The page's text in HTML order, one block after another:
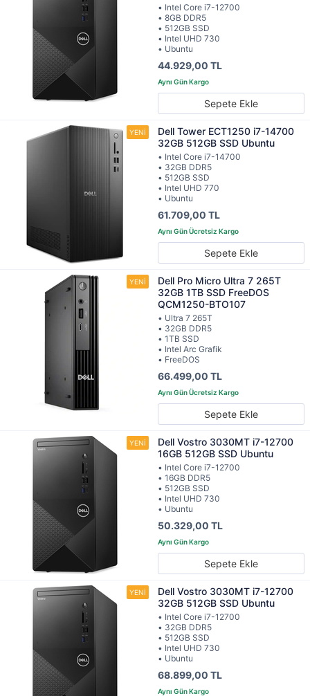
• Intel Core i7-12700
• 8GB DDR5
• 512GB SSD
• Intel UHD 730
• Ubuntu
44.929,00 TL
Sepete Ekle
Dell Tower ECT1250 i7-14700
32GB 512GB SSD Ubuntu
• Intel Core i7-14700
• 32GB DDR5
• 512GB SSD
• Intel UHD 770
• Ubuntu
61.709,00 TL
Sepete Ekle
Dell Pro Micro Ultra 7 265T
32GB 1TB SSD FreeDOS
QCM1250-BTO107
• Ultra 7 265T
• 32GB DDR5
• 1TB SSD
• Intel Arc Grafik
• FreeDOS
66.499,00 TL
Sepete Ekle
Dell Vostro 3030MT i7-12700
16GB 512GB SSD Ubuntu
• Intel Core i7-12700
• 16GB DDR5
• 512GB SSD
• Intel UHD 730
• Ubuntu
50.329,00 TL
Sepete Ekle
Dell Vostro 3030MT i7-12700
32GB 512GB SSD Ubuntu
• Intel Core i7-12700
• 32GB DDR5
• 512GB SSD
• Intel UHD 730
• Ubuntu
68.899,00 TL